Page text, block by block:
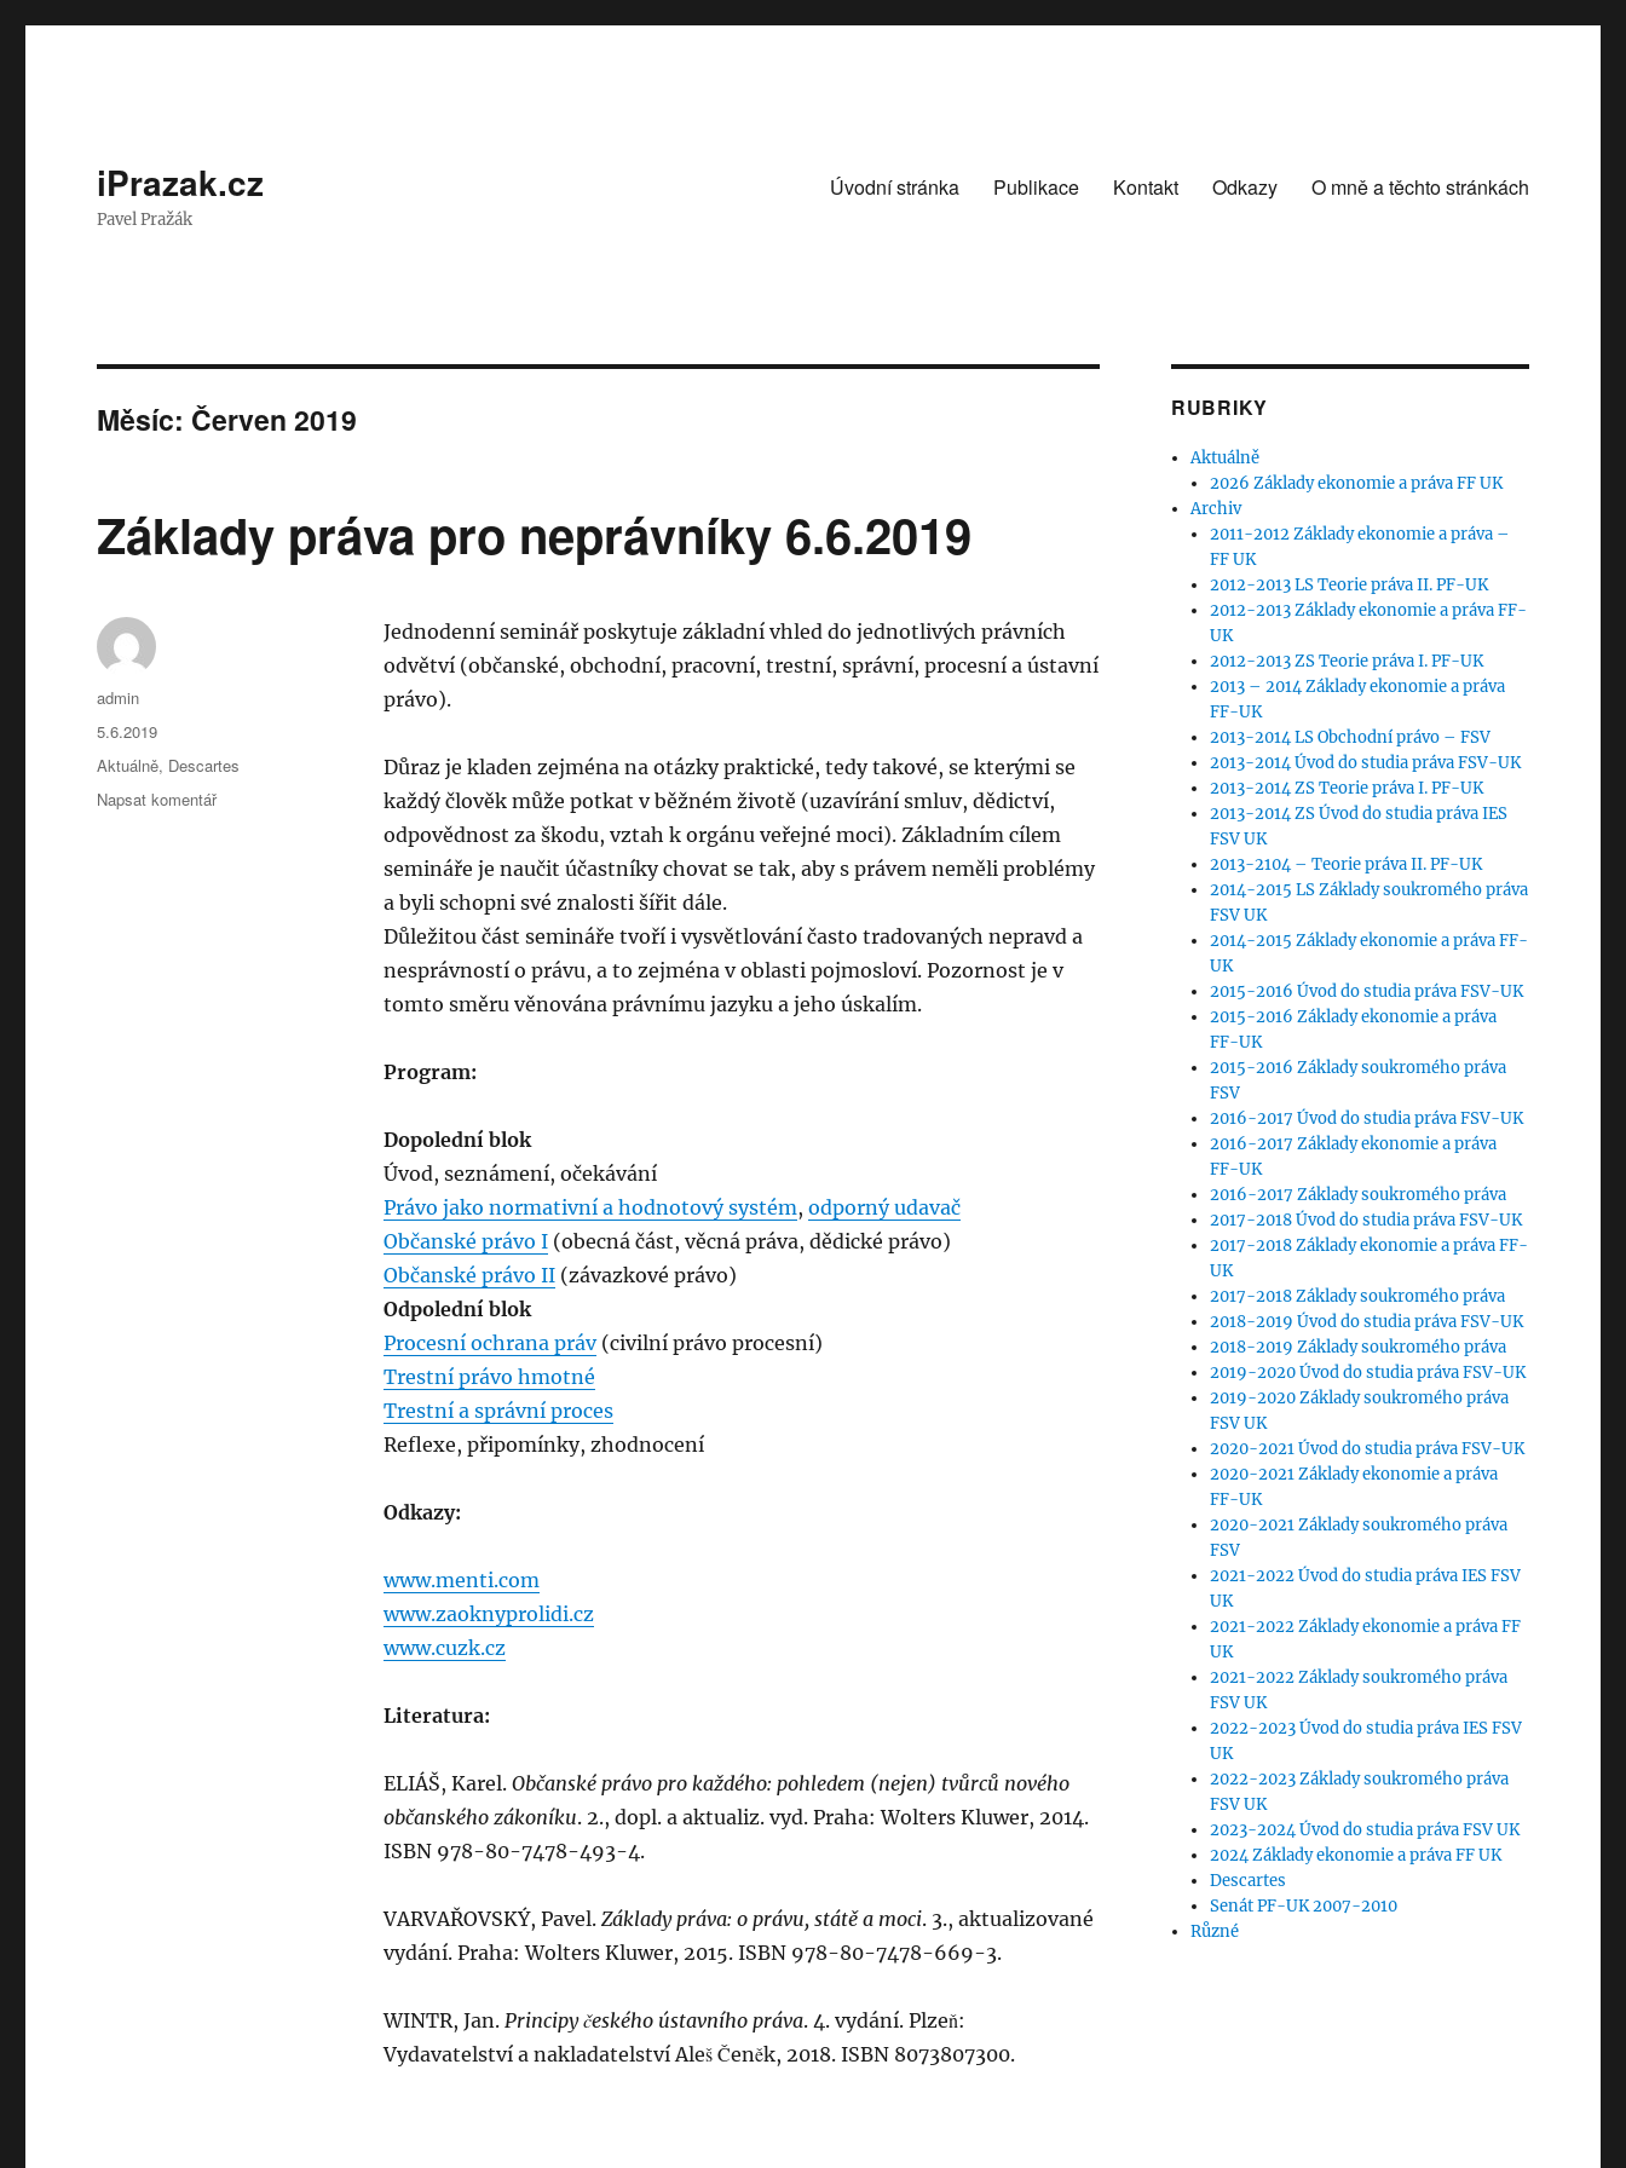
iPrazak.cz
Pavel Pražák
Úvodní stránka Publikace Kontakt Odkazy O mně a těchto stránkách
Měsíc: Červen 2019
Základy práva pro neprávníky 6.6.2019
Jednodenní seminář poskytuje základní vhled do jednotlivých právních
odvětví (občanské, obchodní, pracovní, trestní, správní, procesní a ústavní
právo).
Důraz je kladen zejména na otázky praktické, tedy takové, se kterými se
každý člověk může potkat v běžném životě (uzavírání smluv, dědictví,
odpovědnost za škodu, vztah k orgánu veřejné moci). Základním cílem
semináře je naučit účastníky chovat se tak, aby s právem neměli problémy
a byli schopni své znalosti šířit dále.
Důležitou část semináře tvoří i vysvětlování často tradovaných nepravd a
nesprávností o právu, a to zejména v oblasti pojmosloví. Pozornost je v
tomto směru věnována právnímu jazyku a jeho úskalím.
Program:
Dopolední blok
Úvod, seznámení, očekávání
Právo jako normativní a hodnotový systém, odporný udavač
Občanské právo I(obecná část, věcná práva, dědické právo)
Občanské právo II(závazkové právo)
Odpolední blok
Procesní ochrana práv(civilní právo procesní)
Trestní právo hmotné
Trestní a správní proces
Reflexe, připomínky, zhodnocení
Odkazy:
www.menti.com
www.zaoknyprolidi.cz
www.cuzk.cz
Literatura:
ELIÁŠ, Karel. Občanské právo pro každého: pohledem (nejen) tvůrců nového
občanského zákoníku. 2., dopl. a aktualiz. vyd. Praha: Wolters Kluwer, 2014.
ISBN 978-80-7478-493-4.
VARVAŘOVSKÝ, Pavel. Základy práva: o právu, státě a moci. 3., aktualizované
vydání. Praha: Wolters Kluwer, 2015. ISBN 978-80-7478-669-3.
WINTR, Jan. Principy českého ústavního práva. 4. vydání. Plzeň:
Vydavatelství a nakladatelství Aleš Čeněk, 2018. ISBN 8073807300.
Autor:
admin
Publikováno:
5.6.2019
Rubriky:
Aktuálně, Descartes
Napsat komentářpro
RUBRIKY
Aktuálně
2026 Základy ekonomie a práva FF UK
Archiv
2011-2012 Základy ekonomie a práva –
FF UK
2012-2013 LS Teorie práva II. PF-UK
2012-2013 Základy ekonomie a práva FF-
UK
2012-2013 ZS Teorie práva I. PF-UK
2013 – 2014 Základy ekonomie a práva
FF-UK
2013-2014 LS Obchodní právo – FSV
2013-2014 Úvod do studia práva FSV-UK
2013-2014 ZS Teorie práva I. PF-UK
2013-2014 ZS Úvod do studia práva IES
FSV UK
2013-2104 – Teorie práva II. PF-UK
2014-2015 LS Základy soukromého práva
FSV UK
2014-2015 Základy ekonomie a práva FF-
UK
2015-2016 Úvod do studia práva FSV-UK
2015-2016 Základy ekonomie a práva
FF-UK
2015-2016 Základy soukromého práva
FSV
2016-2017 Úvod do studia práva FSV-UK
2016-2017 Základy ekonomie a práva
FF-UK
2016-2017 Základy soukromého práva
2017-2018 Úvod do studia práva FSV-UK
2017-2018 Základy ekonomie a práva FF-
UK
2017-2018 Základy soukromého práva
2018-2019 Úvod do studia práva FSV-UK
2018-2019 Základy soukromého práva
2019-2020 Úvod do studia práva FSV-UK
2019-2020 Základy soukromého práva
FSV UK
2020-2021 Úvod do studia práva FSV-UK
2020-2021 Základy ekonomie a práva
FF-UK
2020-2021 Základy soukromého práva
FSV
2021-2022 Úvod do studia práva IES FSV
UK
2021-2022 Základy ekonomie a práva FF
UK
2021-2022 Základy soukromého práva
FSV UK
2022-2023 Úvod do studia práva IES FSV
UK
2022-2023 Základy soukromého práva
FSV UK
2023-2024 Úvod do studia práva FSV UK
2024 Základy ekonomie a práva FF UK
Descartes
Senát PF-UK 2007-2010
Různé